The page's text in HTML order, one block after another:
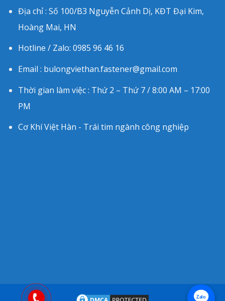
Địa chỉ : Số 100/B3 Nguyễn Cảnh Dị, KĐT Đại Kim,
Hoàng Mai, HN
Hotline / Zalo: 0985 96 46 16
Email : bulongviethan.fastener@gmail.com
Thời gian làm việc : Thứ 2 – Thứ 7 / 8:00 AM – 17:00
PM
Cơ Khí Việt Hàn - Trái tim ngành công nghiệp
Zalo